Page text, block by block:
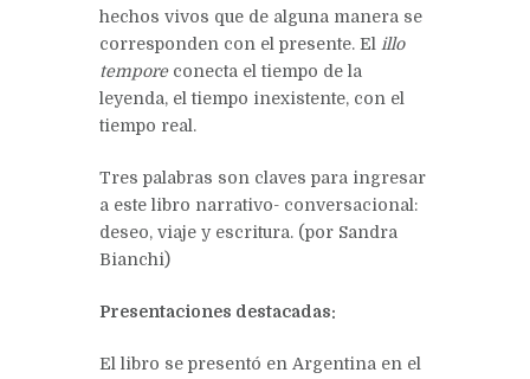
hechos vivos que de alguna manera se
corresponden con el presente. El illo
temporeconecta el tiempo de la
leyenda, el tiempo inexistente, con el
tiempo real.
Tres palabras son claves para ingresar
a este libro narrativo- conversacional:
deseo, viaje y escritura. (por Sandra
Bianchi)
Presentaciones destacadas:
El libro se presentó en Argentina en el